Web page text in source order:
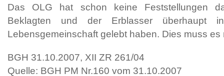
Das OLG hat schon keine Feststellungen
Beklagten und der Erblasser überhaupt
Lebensgemeinschaft gelebt haben. Dies muss es
BGH 31.10.2007, XII ZR 261/04
Quelle: BGH PM Nr.160 vom 31.10.2007